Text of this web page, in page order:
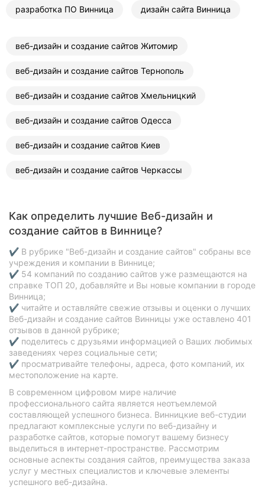
разработка ПО Винница дизайн сайта Винница
веб-дизайн и создание сайтов Житомир
веб-дизайн и создание сайтов Тернополь
веб-дизайн и создание сайтов Хмельницкий
веб-дизайн и создание сайтов Одесса
веб-дизайн и создание сайтов Киев
веб-дизайн и создание сайтов Черкассы
Как определить лучшие Веб-дизайн и
создание сайтов в Виннице?
✔ В рубрике "Веб-дизайн и создание сайтов" собраны все
учреждения и компании в Виннице;
✔ 54 компаний по созданию сайтов уже размещаются на
справке ТОП 20, добавляйте и Вы новые компании в городе
Винница;
✔ читайте и оставляйте свежие отзывы и оценки о лучших
Веб-дизайн и создание сайтов Винницы уже оставлено 401
отзывов в данной рубрике;
✔ поделитесь с друзьями информацией о Ваших любимых
заведениях через социальные сети;
✔ просматривайте телефоны, адреса, фото компаний, их
местоположение на карте.
В современном цифровом мире наличие
профессионального сайта является неотъемлемой
составляющей успешного бизнеса. Винницкие веб-студии
предлагают комплексные услуги по веб-дизайну и
разработке сайтов, которые помогут вашему бизнесу
выделиться в интернет-пространстве. Рассмотрим
основные аспекты создания сайтов, преимущества заказа
услуг у местных специалистов и ключевые элементы
успешного веб-дизайна.